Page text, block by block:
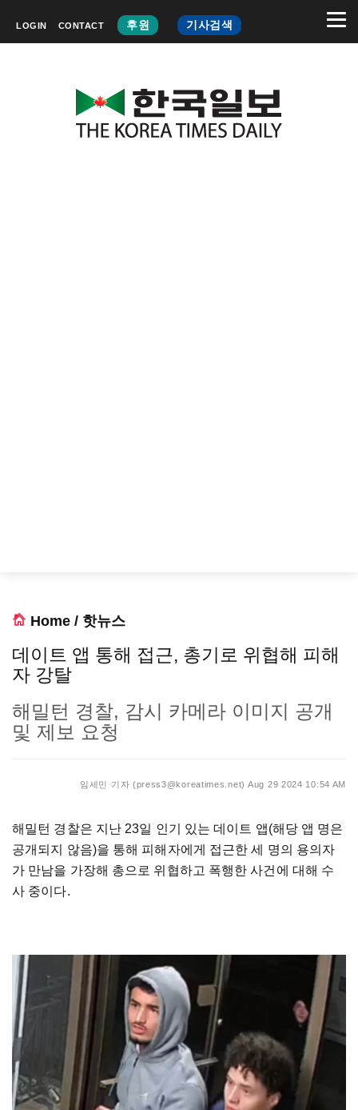
LOGIN CONTACT 후원 기사검색
Home / 핫뉴스
데이트 앱 통해 접근, 총기로 위협해 피해
자 강탈
해밀턴 경찰, 감시 카메라 이미지 공개
및 제보 요청
임세민 기자 (press3@koreatimes.net) Aug 29 2024 10:54 AM
해밀턴 경찰은 지난 23일 인기 있는 데이트 앱(해당 앱 명은
공개되지 않음)을 통해 피해자에게 접근한 세 명의 용의자
가 만남을 가장해 총으로 위협하고 폭행한 사건에 대해 수
사 중이다.